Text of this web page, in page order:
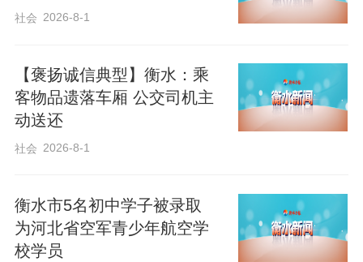
要作用。两国共建“一带一路”合作标志性项
率。“从钱凯到上海”已经成为一句流行语，
昭示着两国互利合作的广阔未来，相信将
给两国人民带来更多实实在在的获得感和
编辑：李玲
社会 2026-8-1
【褒扬诚信典型】衡水：乘
客物品遗落车厢 公交司机主
动送还
社会 2026-8-1
衡水市5名初中学子被录取
为河北省空军青少年航空学
校学员